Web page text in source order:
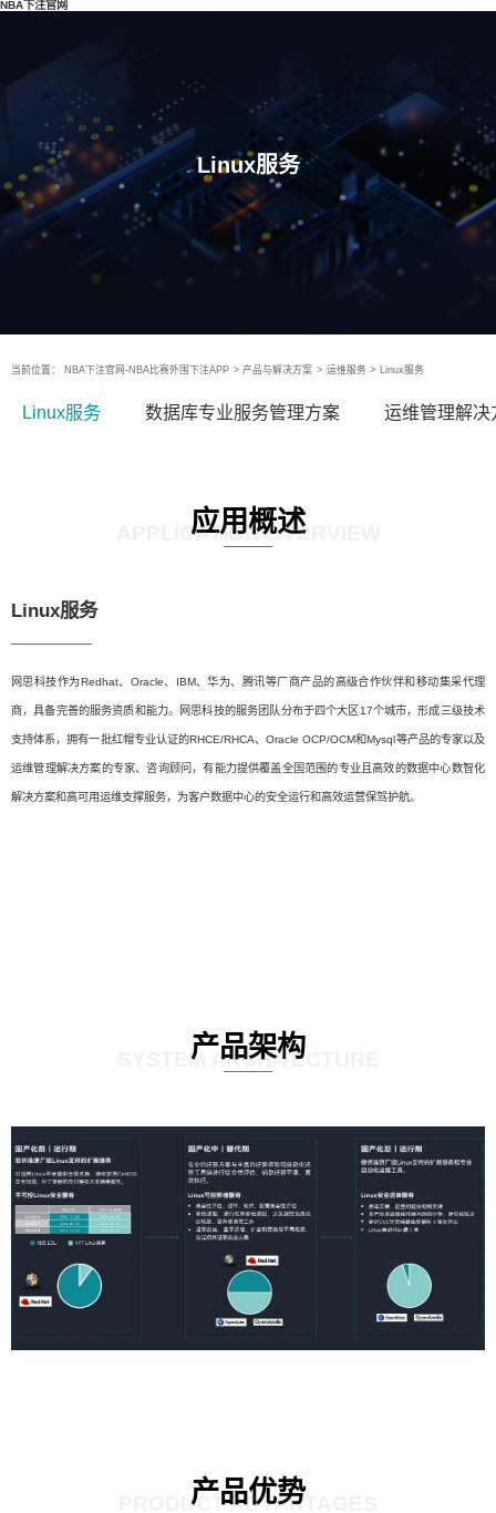
NBA下注官网
Linux服务
当前位置： NBA下注官网-NBA比赛外围下注APP > 产品与解决方案 > 运维服务 > Linux服务
Linux服务 数据库专业服务管理方案 运维管理解决
应用概述
APPLICATION OVERVIEW
Linux服务
网思科技作为Redhat、Oracle、IBM、华为、腾讯等厂商产品的高级合作伙伴和移动集采代理
商，具备完善的服务资质和能力。网思科技的服务团队分布于四个大区17个城市，形成三级技术
支持体系，拥有一批红帽专业认证的RHCE/RHCA、Oracle OCP/OCM和Mysql等产品的专家以及
运维管理解决方案的专家、咨询顾问，有能力提供覆盖全国范围的专业且高效的数据中心数智化
解决方案和高可用运维支撑服务，为客户数据中心的安全运行和高效运营保驾护航。
产品架构
SYSTEM ARCHITECTURE
产品优势
PRODUCT ADVANTAGES